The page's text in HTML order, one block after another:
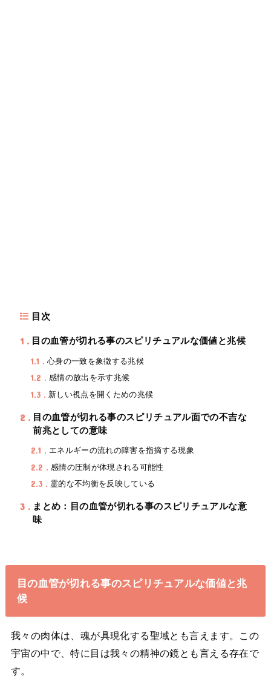
目次
1 目の血管が切れる事のスピリチュアルな価値と兆候
1.1 心身の一致を象徴する兆候
1.2 感情の放出を示す兆候
1.3 新しい視点を開くための兆候
2
目の血管が切れる事のスピリチュアル面での不吉な
前兆としての意味
2.1 エネルギーの流れの障害を指摘する現象
2.2 感情の圧制が体現される可能性
2.3 霊的な不均衡を反映している
3
まとめ：目の血管が切れる事のスピリチュアルな意
味
目の血管が切れる事のスピリチュアルな価値と兆
候
我々の肉体は、魂が具現化する聖域とも言えます。この
宇宙の中で、特に目は我々の精神の鏡とも言える存在で
す。